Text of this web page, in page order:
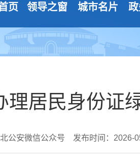
页 领导之窗 城市名片
理居民身份证
公安微信公众号 发布时间：2026-